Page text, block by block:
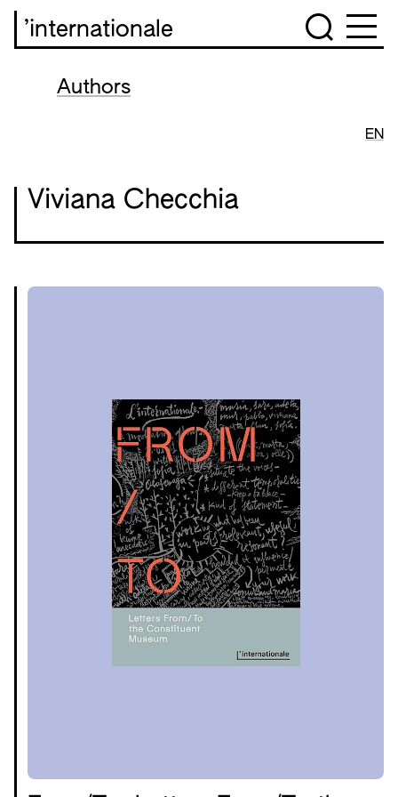
’internationale
Authors
EN
Viviana Checchia